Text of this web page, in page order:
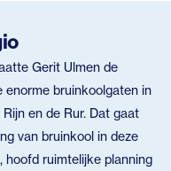
Gerit Ulmen de
enorme bruinkoolgaten in
en de Rur. Dat gaat
van bruinkool in deze
hoofd ruimtelijke planning